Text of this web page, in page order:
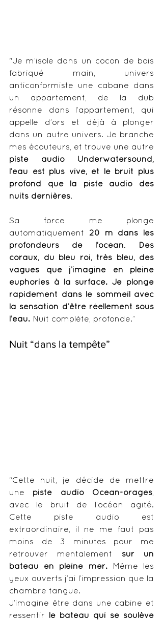
"Je m’isole dans un cocon de bois
fabriqué main, univers
anticonformiste une cabane dans
un appartement, de la dub
résonne dans l’appartement, qui
appelle d’ors et déjà à plonger
dans un autre univers. Je branche
piste audio Underwatersound,
l’eau est plus vive, et le bruit plus
profond que la piste audio des
nuits dernières
Sa force me plonge
automatiquement 20 m dans les
profondeurs de l’océan
Des
coraux, du bleu roi, très bleu, des
vagues que j’imagine en pleine
euphories à la surface. Je plonge
rapidement dans le sommeil avec
la sensation d’être réellement sous
l’eau. Nuit complète, profonde.”
Nuit “dans la tempête”
“Cette nuit, je décide de mettre
une piste audio Ocean-orages
avec le bruit de l’océan agité.
Cette piste audio est
extraordinaire, il ne me faut pas
moins de 3 minutes pour me
retrouver mentalement sur un
bateau en pleine mer. Même les
yeux ouverts j’ai l’impression que la
chambre tangue.
J’imagine être dans une cabine et
ressentir le bateau qui se soulève